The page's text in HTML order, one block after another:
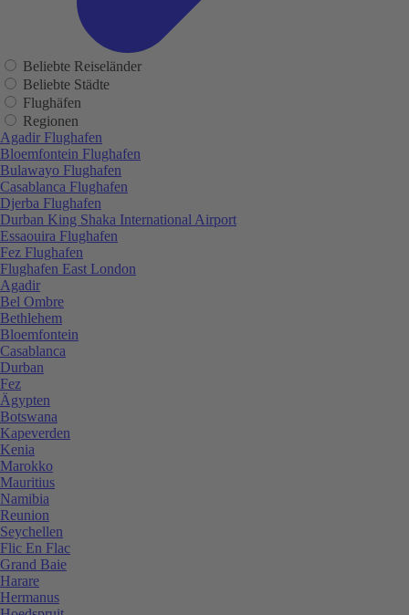
Beliebte Reiseländer
Beliebte Städte
Flughäfen
Regionen
Agadir Flughafen
Bloemfontein Flughafen
Bulawayo Flughafen
Casablanca Flughafen
Djerba Flughafen
Durban King Shaka International Airport
Essaouira Flughafen
Fez Flughafen
Flughafen East London
Agadir
Bel Ombre
Bethlehem
Bloemfontein
Casablanca
Durban
Fez
Ägypten
Botswana
Kapeverden
Kenia
Marokko
Mauritius
Namibia
Reunion
Seychellen
Flic En Flac
Grand Baie
Harare
Hermanus